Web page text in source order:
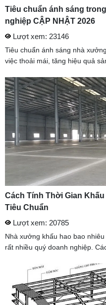
Tiêu chuẩn ánh sáng
nghiệp CẬP NHẬT 2026
Lượt xem: 23146
Tiêu chuẩn ánh sáng nhà
việc thoải mái, tăng hiệu quả
Cách Tính Thời Gian
Tiêu Chuẩn
Lượt xem: 20785
Nhà xưởng khấu hao bao
rất nhiều quý doanh nghiệp.